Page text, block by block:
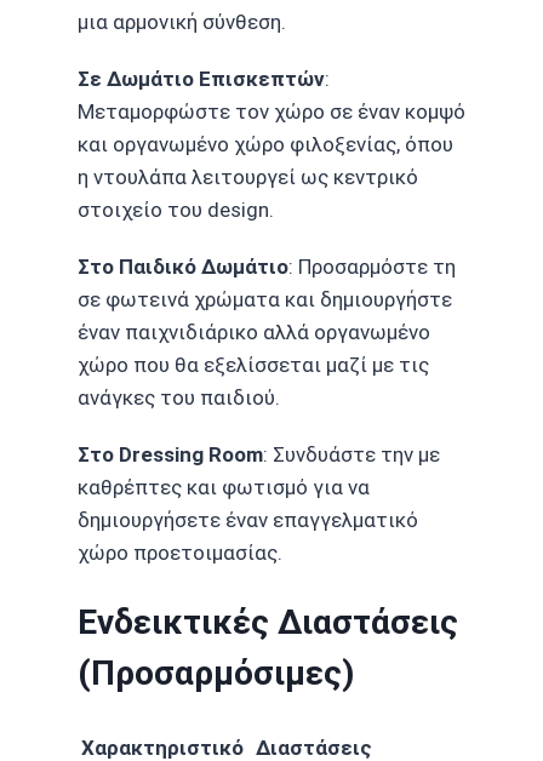
μια αρμονική σύνθεση.
Σε Δωμάτιο Επισκεπτών:
Μεταμορφώστε τον χώρο σε έναν κομψό
και οργανωμένο χώρο φιλοξενίας, όπου
η ντουλάπα λειτουργεί ως κεντρικό
στοιχείο του design.
Στο Παιδικό Δωμάτιο: Προσαρμόστε τη
σε φωτεινά χρώματα και δημιουργήστε
έναν παιχνιδιάρικο αλλά οργανωμένο
χώρο που θα εξελίσσεται μαζί με τις
ανάγκες του παιδιού.
Στο Dressing Room: Συνδυάστε την με
καθρέπτες και φωτισμό για να
δημιουργήσετε έναν επαγγελματικό
χώρο προετοιμασίας.
Ενδεικτικές Διαστάσεις
(Προσαρμόσιμες)
Χαρακτηριστικό Διαστάσεις